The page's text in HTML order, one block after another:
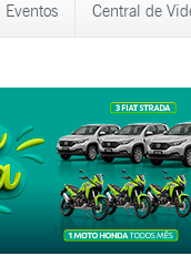
Eventos Central de